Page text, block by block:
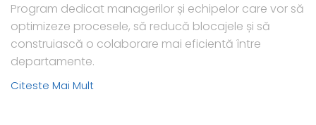
Program dedicat managerilor și echipelor care vor să
optimizeze procesele, să reducă blocajele și să
construiască o colaborare mai eficientă între
departamente.
Citeste Mai Mult